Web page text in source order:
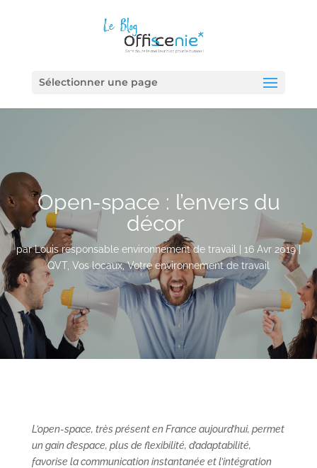
Sélectionner une page
Open-space : l’envers du
décor
parLouis responsable environnement de travail 16 Avr 2019|
QVT, Vos locaux,Votre environnement de travail
L’open-space, très présent en France aujourd’hui, permet
un gain d’espace, plus de flexibilité, d’adaptabilité,
favorise la communication instantanée et l’intégration